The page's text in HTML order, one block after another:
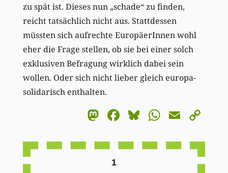
zu spät ist. Dieses nun „schade“ zu finden,
reicht tatsächlich nicht aus. Stattdessen
müssten sich aufrechte EuropäerInnen wohl
eher die Frage stellen, ob sie bei einer solch
exklusiven Befragung wirklich dabei sein
wollen. Oder sich nicht lieber gleich europa-
solidarisch enthalten.
Mastodon
Facebook
BlueskyEmail
1